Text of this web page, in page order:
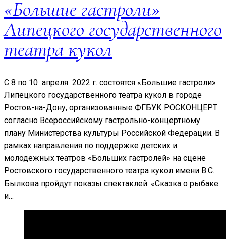
«Большие гастроли»
Липецкого государственного
театра кукол
С 8 по 10 апреля 2022 г. состоятся «Большие гастроли»
Липецкого государственного театра кукол в городе
Ростов-на-Дону, организованные ФГБУК РОСКОНЦЕРТ
согласно Всероссийскому гастрольно-концертному
плану Министерства культуры Российской Федерации. В
рамках направления по поддержке детских и
молодежных театров «Больших гастролей» на сцене
Ростовского государственного театра кукол имени В.С.
Былкова пройдут показы спектаклей: «Сказка о рыбаке
и…